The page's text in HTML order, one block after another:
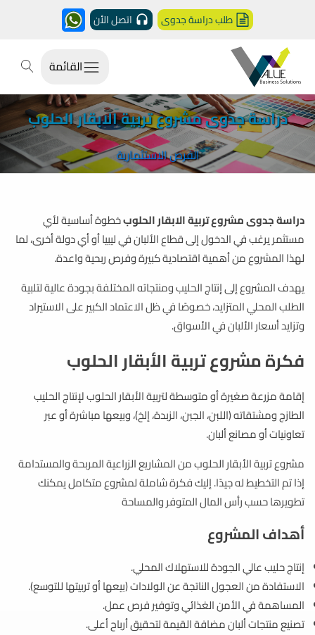
طلب دراسة جدوى اتصل الأن
القائمة
دراسة جدوى مشروع تربية الابقار الحلوب
الفرص الاستثمارية
دراسة جدوى مشروع تربية الابقار الحلوبخطوة أساسية لأي
مستثمر يرغب في الدخول إلى قطاع الألبان في ليبيا أو أي دولة أخرى، لما
لهذا المشروع من أهمية اقتصادية كبيرة وفرص ربحية واعدة.
يهدف المشروع إلى إنتاج الحليب ومنتجاته المختلفة بجودة عالية لتلبية
الطلب المحلي المتزايد، خصوصًا في ظل الاعتماد الكبير على الاستيراد
وتزايد أسعار الألبان في الأسواق.
فكرة مشروع تربية الأبقار الحلوب
إقامة مزرعة صغيرة أو متوسطة لتربية الأبقار الحلوب لإنتاج الحليب
الطازج ومشتقاته (اللبن، الجبن، الزبدة، إلخ)، وبيعها مباشرة أو عبر
تعاونيات أو مصانع ألبان.
مشروع تربية الأبقار الحلوب من المشاريع الزراعية المربحة والمستدامة
إذا تم التخطيط له جيدًا. إليك فكرة شاملة لمشروع متكامل يمكنك
تطويرها حسب رأس المال المتوفر والمساحة
أهداف المشروع
إنتاج حليب عالي الجودة للاستهلاك المحلي.
الاستفادة من العجول الناتجة عن الولادات (بيعها أو تربيتها للتوسع).
المساهمة في الأمن الغذائي وتوفير فرص عمل.
تصنيع منتجات ألبان مضافة القيمة لتحقيق أرباح أعلى.